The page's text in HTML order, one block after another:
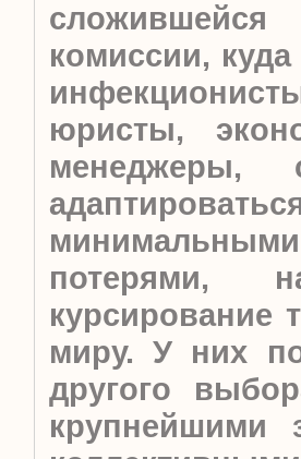
комиссии,
юристы,
менеджеры,
потерями,
курсирование
миру. У них
другого
крупнейшими